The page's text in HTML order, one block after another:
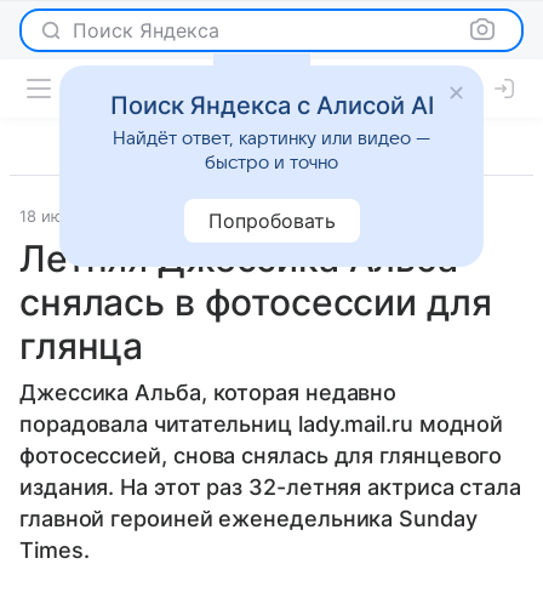
Поиск Яндекса
18 июня 2013 Светская жизнь
Летняя Джессика Альба
снялась в фотосессии для
глянца
Джессика Альба, которая недавно
порадовала читательниц lady.mail.ru модной
фотосессией, снова снялась для глянцевого
издания. На этот раз 32-летняя актриса стала
главной героиней еженедельника Sunday
Times.
Поиск Яндекса с Алисой AI
Найдёт ответ, картинку или видео —
быстро и точно
Попробовать